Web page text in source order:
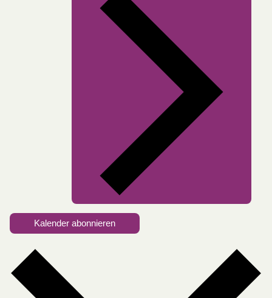
Kalender abonnieren